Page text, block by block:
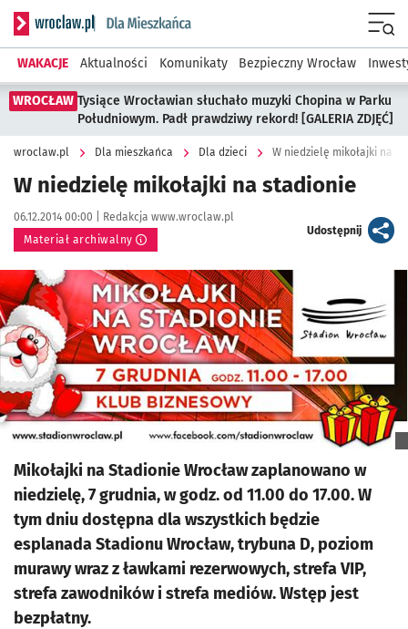
Serwis informacyjny wroclaw.pl podserwis: Dla mieszkańca
WAKACJE Aktualności Komunikaty Bezpieczny Wrocław
WROCŁAW Tysiące Wrocławian słuchało muzyki Chopina w Parku
Południowym. Padł prawdziwy rekord! [GALERIA ZDJĘĆ]
wroclaw.pl Dla mieszkańca Dla dzieci W niedzielę mikołajki na
W niedzielę mikołajki na stadionie
Data publikacji:
06.12.2014 00:00 | Autor:
Redakcja www.wroclaw.pl
Materiał archiwalny
Udostępnijartykuł
Kliknij, aby powiększyć
Mikołajki na Stadionie Wrocław zaplanowano w
niedzielę, 7 grudnia, w godz. od 11.00 do 17.00. W
tym dniu dostępna dla wszystkich będzie
esplanada Stadionu Wrocław, trybuna D, poziom
murawy wraz z ławkami rezerwowych, strefa VIP,
strefa zawodników i strefa mediów. Wstęp jest
bezpłatny.